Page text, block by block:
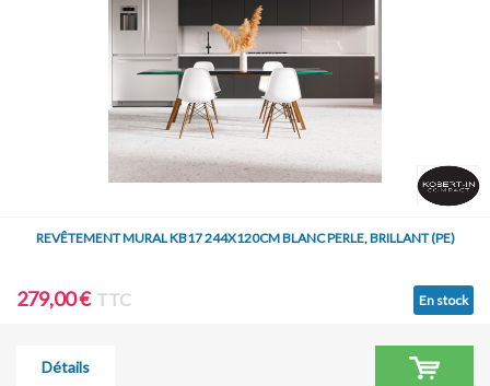
REVÊTEMENT MURAL KB17 244X120CM BLANC PERLE, BRILLANT (PE)
279,00 € TTC En stock
Détails